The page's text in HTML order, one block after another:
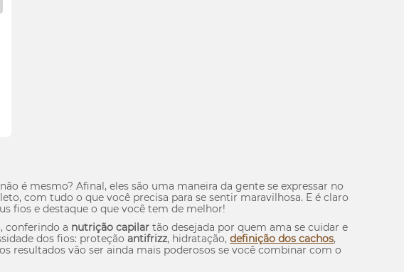
é mesmo? Afinal, eles são uma maneira da gente se expressar no
com tudo o que você precisa para se sentir maravilhosa. E é claro
fios e destaque o que você tem de melhor!
conferindo a nutrição capilartão desejada por quem ama se cuidar e
dos fios: proteçãoantifrizz, hidratação,definição dos cachos,
os resultados vão ser ainda mais poderosos se você combinar com o